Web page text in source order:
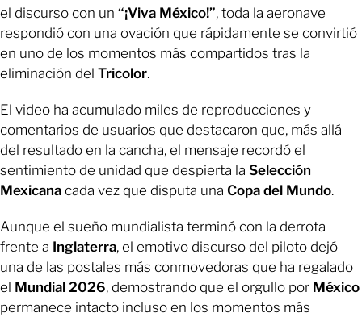
el discurso con un “¡Viva México!”, toda la aeronave
respondió con una ovación que rápidamente se convirtió
en uno de los momentos más compartidos tras la
eliminación del Tricolor.
El video ha acumulado miles de reproducciones y
comentarios de usuarios que destacaron que, más allá
del resultado en la cancha, el mensaje recordó el
sentimiento de unidad que despierta la Selección
Mexicana cada vez que disputa una Copa del Mundo.
Aunque el sueño mundialista terminó con la derrota
frente a Inglaterra, el emotivo discurso del piloto dejó
una de las postales más conmovedoras que ha regalado
el Mundial 2026, demostrando que el orgullo por México
permanece intacto incluso en los momentos más